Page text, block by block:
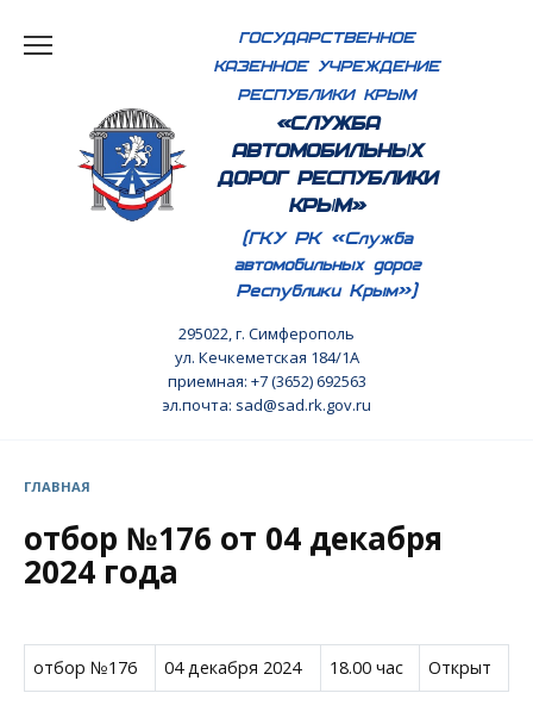
ГОСУДАРСТВЕННОЕ
КАЗЕННОЕ УЧРЕЖДЕНИЕ
РЕСПУБЛИКИ КРЫМ
«СЛУЖБА
АВТОМОБИЛЬНЫХ
ДОРОГ РЕСПУБЛИКИ
КРЫМ»
(ГКУ РК «Служба
автомобильных дорог
Республики Крым»)
295022, г. Симферополь
ул. Кечкеметская 184/1А
приемная: +7 (3652) 692563
эл.почта: sad@sad.rk.gov.ru
ГЛАВНАЯ
отбор №176 от 04 декабря
2024 года
отбор №176 04 декабря 2024 18.00 час Открыт